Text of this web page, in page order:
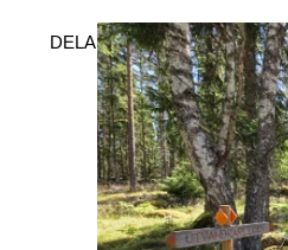
DELA
Bildspel
med
bilder